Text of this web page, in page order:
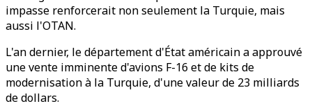
impasse renforcerait non seulement la Turquie, mais
aussi l'OTAN.
L'an dernier, le département d'État américain a approuvé
une vente imminente d'avions F-16 et de kits de
modernisation à la Turquie, d'une valeur de 23 milliards
de dollars.